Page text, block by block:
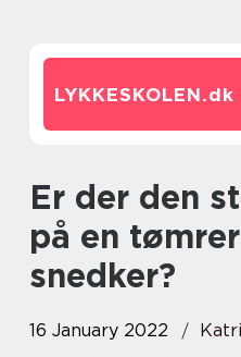
LYKKESKOLEN.dk
Er der den store forskel
på en
snedker?
16 January 2022